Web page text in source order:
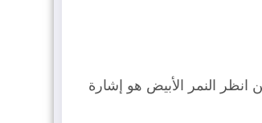
النمر الأبيض هو إشارة